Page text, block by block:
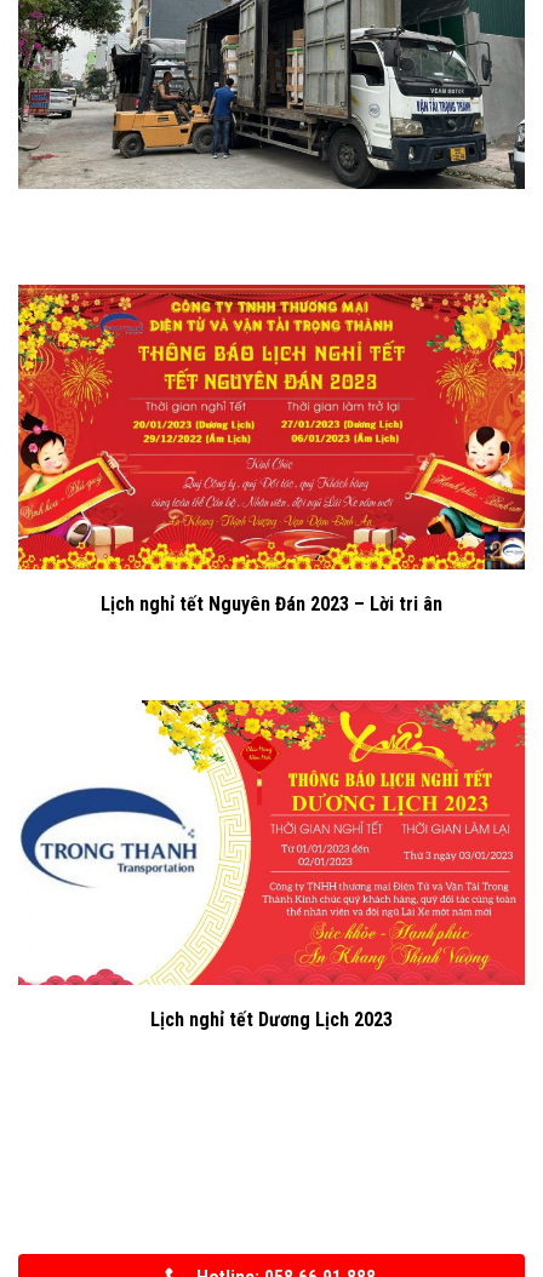
Lịch nghỉ tết Nguyên Đán 2023 – Lời tri ân
Lịch nghỉ tết Dương Lịch 2023